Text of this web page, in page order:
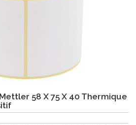
58 X 75 X 40 Thermique